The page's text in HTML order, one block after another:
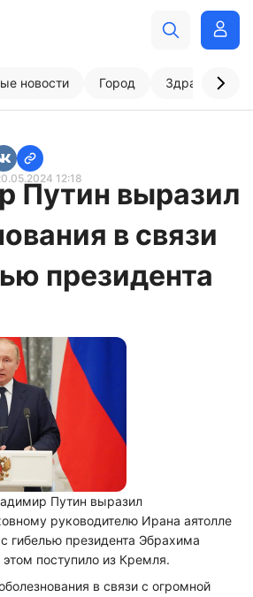
новости Город
12:18
Путин выразил
в связи
президента
Путин выразил
руководителю Ирана аятолле
гибелью президента Эбрахима
поступило из Кремля.
в связи с огромной